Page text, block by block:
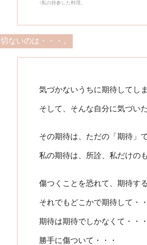
↑私の持参した料理。
切ないのは・・・。
気づかないうちに期待してし
そして、そんな自分に気づい
その期待は、ただの「期待」
私の期待は、所詮、私だけの
傷つくことを恐れて、期待す
それでもどこかで期待して・
期待は期待でしかなくて・・
勝手に傷ついて・・・